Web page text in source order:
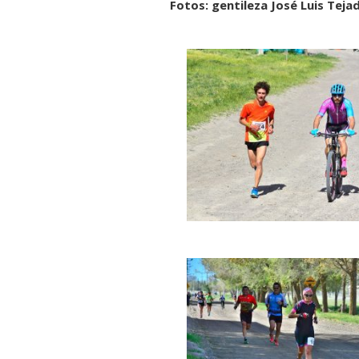
Fotos: gentileza José Luis